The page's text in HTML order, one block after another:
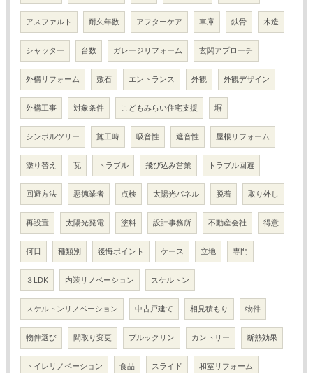
アスファルト 耐久年数 アフターケア 車庫 鉄骨 木造
シャッター 台数 ガレージリフォーム 玄関アプローチ
外構リフォーム 敷石 エントランス 外観 外観デザイン
外構工事 対象条件 こどもみらい住宅支援 塀
シンボルツリー 施工時 吸音性 遮音性 屋根リフォーム
塗り替え 瓦 トラブル 飛び込み営業 トラブル回避
回避方法 悪徳業者 点検 太陽光パネル 脱着 取り外し
再設置 太陽光発電 塗料 設計事務所 不動産会社 得意
何日 種類別 後悔ポイント ケース 立地 専門
３LDK 内装リノベーション スケルトン
スケルトンリノベーション 中古戸建て 相見積もり 物件
物件選び 間取り変更 ブルックリン カントリー 断熱効果
トイレリノベーション 食品 スライド 和室リフォーム